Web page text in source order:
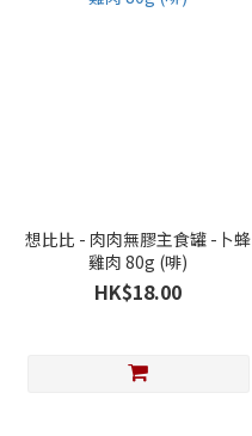
想比比 - 肉肉無膠主食罐 -卜蜂
雞肉 80g (啡)
HK$18.00